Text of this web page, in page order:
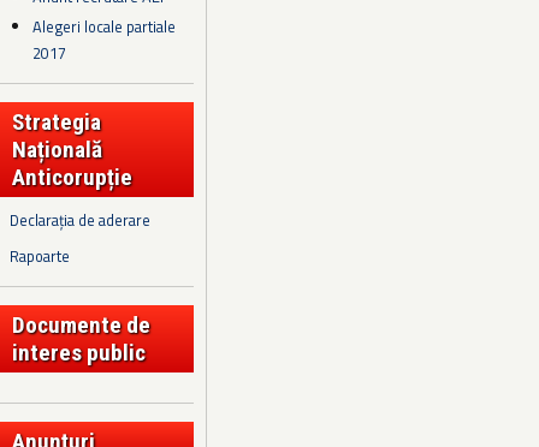
Alegeri locale partiale
2017
Strategia
Națională
Anticorupție
Declarația de aderare
Rapoarte
Documente de
interes public